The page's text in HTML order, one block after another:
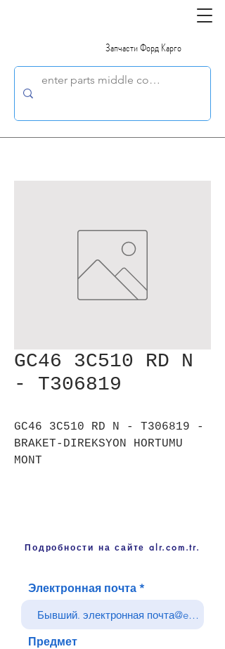
Запчасти Форд Карго
GC46 3C510 RD N
- T306819
GC46 3C510 RD N - T306819 -
BRAKET-DIREKSYON HORTUMU
MONT
Подробности на сайте alr.com.tr.
Электронная почта
Предмет